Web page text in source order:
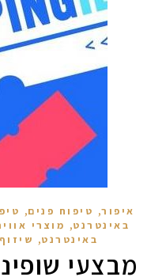
איפור, טיפוח פנים,
באינטרנט, מוצרי
באינטרנט,